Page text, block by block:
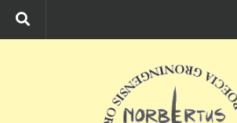
Ga naar de inhoud